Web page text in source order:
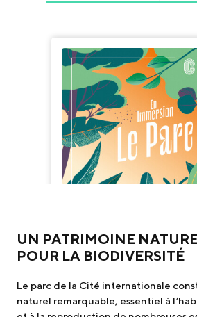
UN PATRIMOINE
POUR LA BIODIVERSITÉ
Le parc de la Cité internationale
naturel remarquable, essentiel à